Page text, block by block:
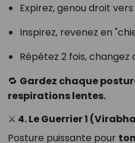
Expirez, genou droit
Inspirez, revenez en
Répétez 2 fois, changez
🔁 Gardez chaque
respirations lentes.
⚔️ 4.Le Guerrier 1
Posture puissante pour